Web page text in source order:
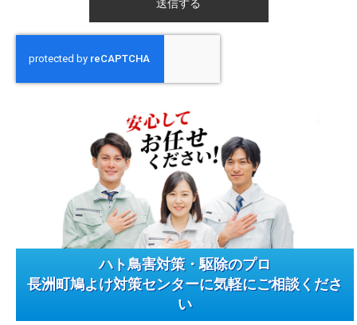
ハト鳥害対策・駆除のプロ
長洲町鳩よけ対策センターに気軽にご相談くださ
い